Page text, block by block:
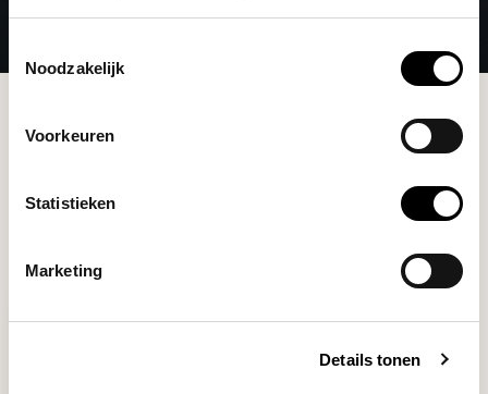
Noodzakelijk
Voorkeuren
Statistieken
Marketing
Details tonen